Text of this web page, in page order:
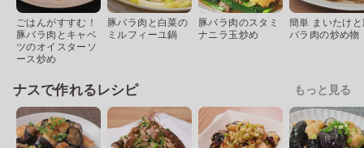
ごはんがすすむ！
豚バラ肉とキャベ
ツのオイスターソ
ース炒め
豚バラ肉と白菜の
ミルフィーユ鍋
豚バラ肉のスタミ
ナニラ玉炒め
簡単 まいたけ
バラ肉の炒め物
ナスで作れるレシピ もっと見る